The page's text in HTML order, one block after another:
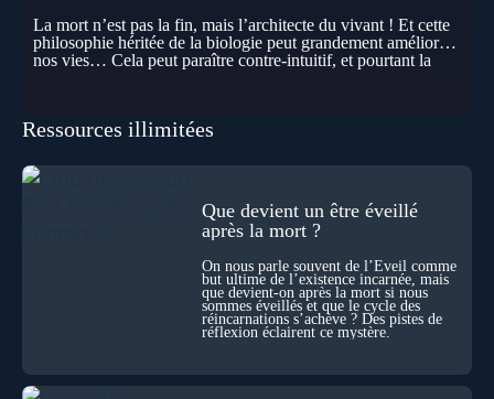
La mort n’est pas la fin, mais l’architecte du vivant ! Et cette
philosophie héritée de la biologie peut grandement améliorer
nos vies… Cela peut paraître contre-intuitif, et pourtant la
se construisent grâce à des milliers de morts cellulaires
effacements nécessaires façonnent la vie elle-même. À toutes
les échelles, la mort apparaît moins comme une rupture que
comme une logique active du vivant. Alors, la biologie peut-
elle transformer notre manière de penser la mort ? Existe-t-il
des ponts avec nos intuitions métaphysiques sur le cycle de
biochimie et spécialiste de la mort cellulaire.
Ressources illimitées
Que devient un être éveillé
après la mort ?
On nous parle souvent de l’Éveil comme
but ultime de l’existence incarnée, mais
que devient-on après la mort si nous
sommes éveillés et que le cycle des
réincarnations s’achève ? Des pistes de
réflexion éclairent ce mystère.